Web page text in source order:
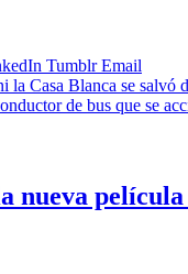
Tumblr Email
la Casa Blanca se salvó
de bus que se
nueva